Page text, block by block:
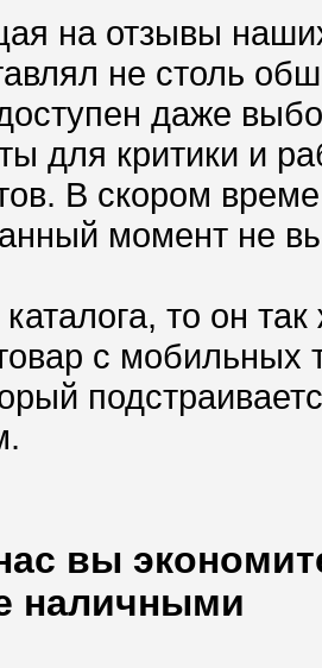
на отзывы
не столь
даже
для критики и
В скором
момент не
каталога, то он
с
вы
наличными